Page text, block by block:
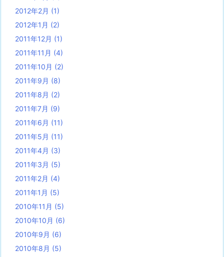
2012年2月 (1)
2012年1月 (2)
2011年12月 (1)
2011年11月 (4)
2011年10月 (2)
2011年9月 (8)
2011年8月 (2)
2011年7月 (9)
2011年6月 (11)
2011年5月 (11)
2011年4月 (3)
2011年3月 (5)
2011年2月 (4)
2011年1月 (5)
2010年11月 (5)
2010年10月 (6)
2010年9月 (6)
2010年8月 (5)